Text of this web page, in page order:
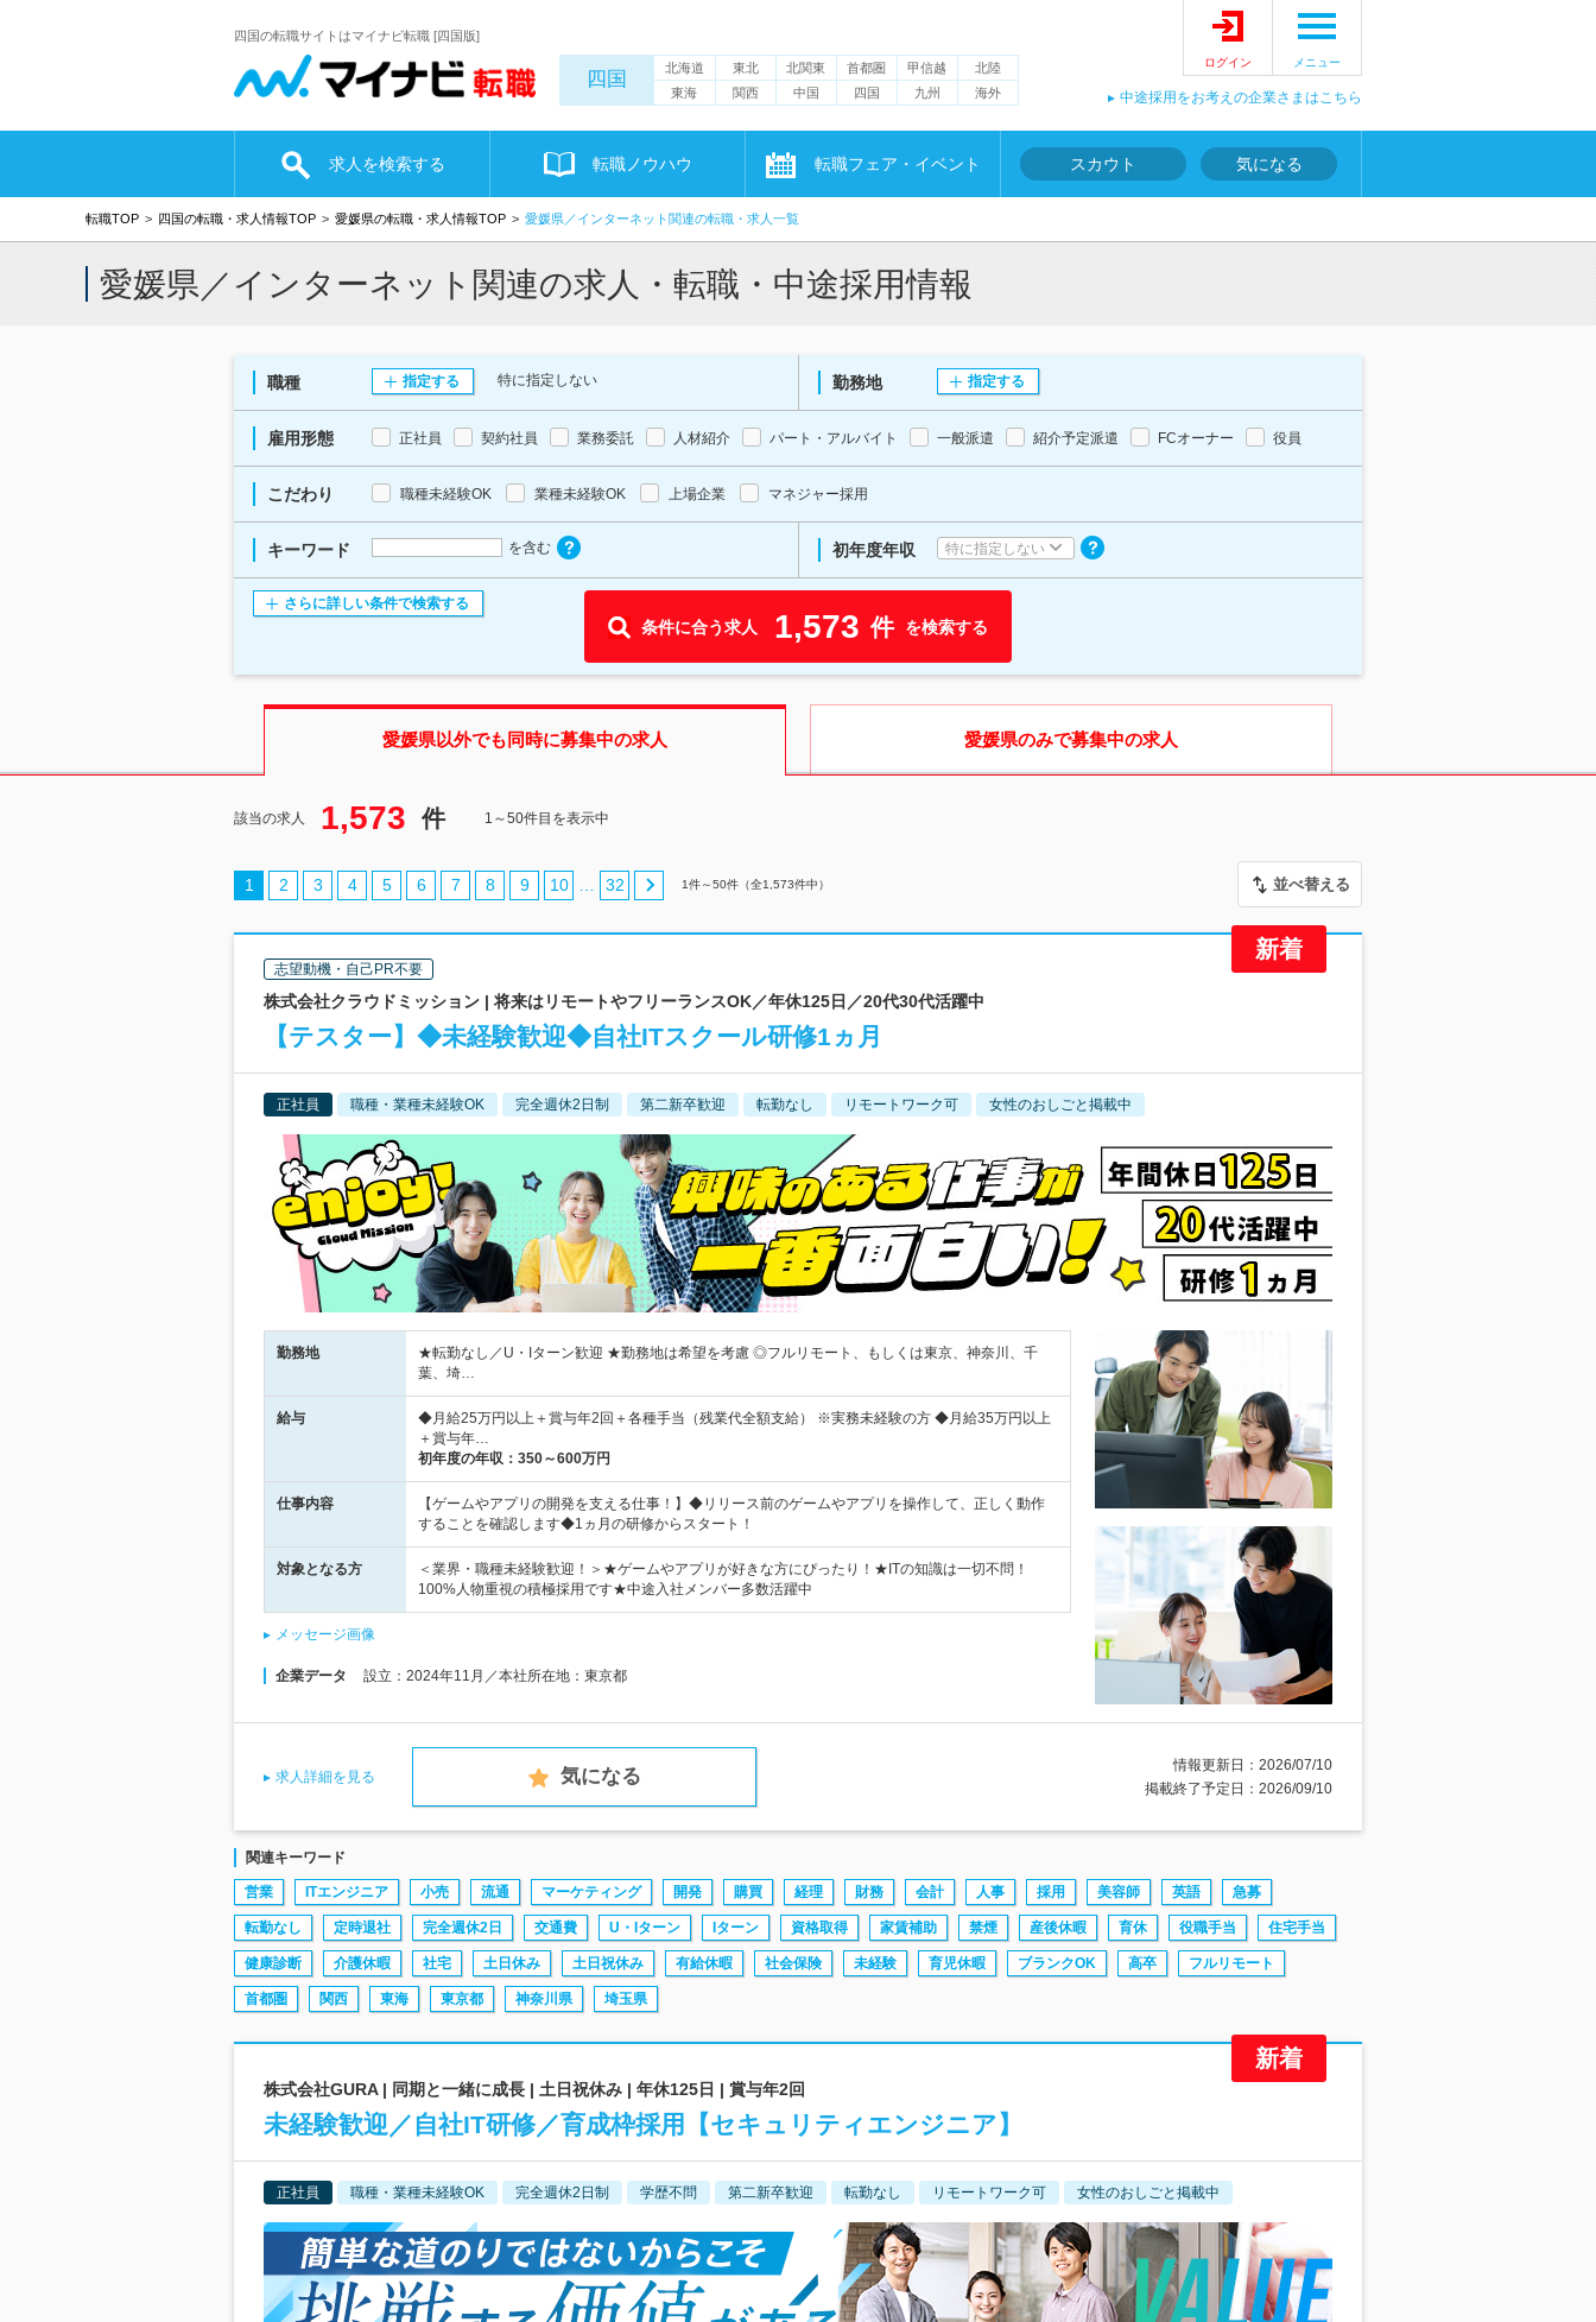
四国の転職サイトはマイナビ転職 [四国版]
四国 北海道 東北 北関東 首都圏 甲信越
北陸
東海
関西 中国 四国 九州 海外
ログイン メニュー
中途採用をお考えの企業さまはこちら
求人を検索する 転職ノウハウ 転職フェア・イベント スカウト 気になる
転職TOP 四国の転職・求人情報TOP 愛媛県の転職・求人情報TOP 愛媛県／インターネット関連の転職・求人一覧
愛媛県／インターネット関連の求人・転職・中途採用情報
職種 指定する 特に指定しない 勤務地 指定する
雇用形態 正社員 契約社員 業務委託 人材紹介 パート・アルバイト 一般派遣 紹介予定派遣 FCオーナー 役員
こだわり 職種未経験OK 業種未経験OK 上場企業 マネジャー採用
キーワード を含む 初年度年収 特に指定しない
さらに詳しい条件で検索する
条件に合う求人 1,573 件 を検索する
愛媛県以外でも同時に募集中の求人 愛媛県のみで募集中の求人
該当の求人 1,573 件 1～50件目を表示中
1 2 3 4 5 6 7 8 9 10 … 32 1件～50件（全1,573件中） 並べ替える
志望動機・自己PR不要
株式会社クラウドミッション | 将来はリモートやフリーランスOK／年休125日／20代30代活躍中
【テスター】◆未経験歓迎◆自社ITスクール研修1ヵ月
正社員 職種・業種未経験OK 完全週休2日制 第二新卒歓迎 転勤なし リモートワーク可 女性のおしごと掲載中
勤務地
★転勤なし／U・Iターン歓迎 ★勤務地は希望を考慮 ◎フルリモート、もしくは東京、神奈川、千
葉、埼…
給与
◆月給25万円以上＋賞与年2回＋各種手当（残業代全額支給） ※実務未経験の方 ◆月給35万円以上
＋賞与年…
初年度の年収： 350～600万円
仕事内容
【ゲームやアプリの開発を支える仕事！】◆リリース前のゲームやアプリを操作して、正しく動作
することを確認します◆1ヵ月の研修からスタート！
対象となる方
＜業界・職種未経験歓迎！＞★ゲームやアプリが好きな方にぴったり！★ITの知識は一切不問！
100%人物重視の積極採用です★中途入社メンバー多数活躍中
メッセージ画像
企業データ 設立：2024年11月／本社所在地：東京都
求人詳細を見る 気になる
情報更新日：2026/07/10
掲載終了予定日：2026/09/10
関連キーワード
営業 ITエンジニア 小売 流通 マーケティング 開発 購買 経理 財務 会計 人事 採用 美容師 英語 急募
転勤なし 定時退社 完全週休2日 交通費 U・Iターン Iターン 資格取得 家賃補助 禁煙 産後休暇 育休 役職手当 住宅手当
健康診断 介護休暇 社宅 土日休み 土日祝休み 有給休暇 社会保険 未経験 育児休暇 ブランクOK 高卒 フルリモート
首都圏 関西 東海 東京都 神奈川県 埼玉県
株式会社GURA | 同期と一緒に成長 | 土日祝休み | 年休125日 | 賞与年2回
未経験歓迎／自社IT研修／育成枠採用【セキュリティエンジニア】
正社員 職種・業種未経験OK 完全週休2日制 学歴不問 第二新卒歓迎 転勤なし リモートワーク可 女性のおしごと掲載中